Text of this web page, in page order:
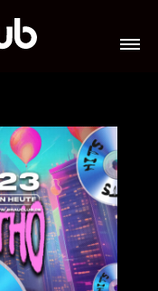
VIP-LOUNGES